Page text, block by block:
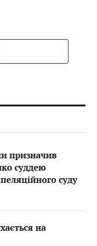
призначив
суддею
суду
на